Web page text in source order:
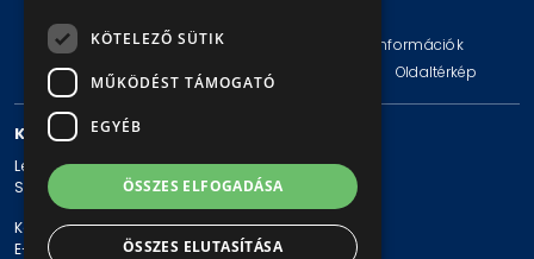
Impresszum Jogi nyilatkozat
Technikai információk
Adatvédelmi politika és tájékoztatások
Oldaltérkép
KAPCSOLAT
Levelezési cím: 1980 Budapest, Pf. 11.
Székhely: 1980 Budapest, Akácfa u. 15.
Központi telefonszám: + 36 1 461-65-00
E-mail cím: bkv@bkv.hu
KÖTELEZŐ SÜTIK
MŰKÖDÉST TÁMOGATÓ
EGYÉB
ÖSSZES ELFOGADÁSA
ÖSSZES ELUTASÍTÁSA